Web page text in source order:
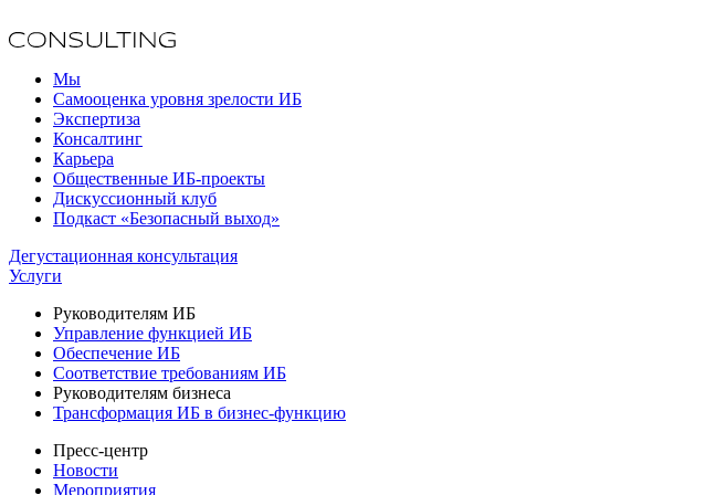
Мы
Самооценка уровня зрелости ИБ
Экспертиза
Консалтинг
Карьера
Общественные ИБ-проекты
Дискуссионный клуб
Подкаст «Безопасный выход»
Дегустационная консультация
Услуги
Руководителям ИБ
Управление функцией ИБ
Обеспечение ИБ
Соответствие требованиям ИБ
Руководителям бизнеса
Трансформация ИБ в бизнес-функцию
Пресс-центр
Новости
Мероприятия